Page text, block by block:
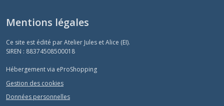
Mentions légales
Ce site est édité par Atelier Jules et Alice (EI).
SIREN : 88374508500018
Hébergement via eProShopping
Gestion des cookies
Données personnelles